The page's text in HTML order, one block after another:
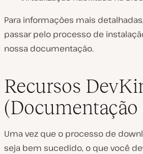
Para informações mais
passar pelo processo de
nossa documentação.
Recursos
Uma vez que o processo de
seja bem sucedido, o que você